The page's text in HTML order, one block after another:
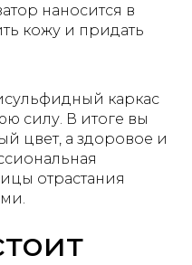
наносится в
кожу и придать
каркас
силу. В итоге вы
цвет, а здоровое и
отрастания